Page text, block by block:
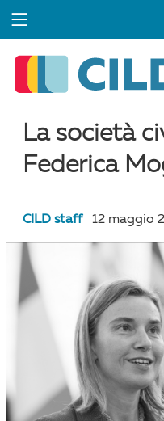
La società
Federica
CILD staff 12 maggio